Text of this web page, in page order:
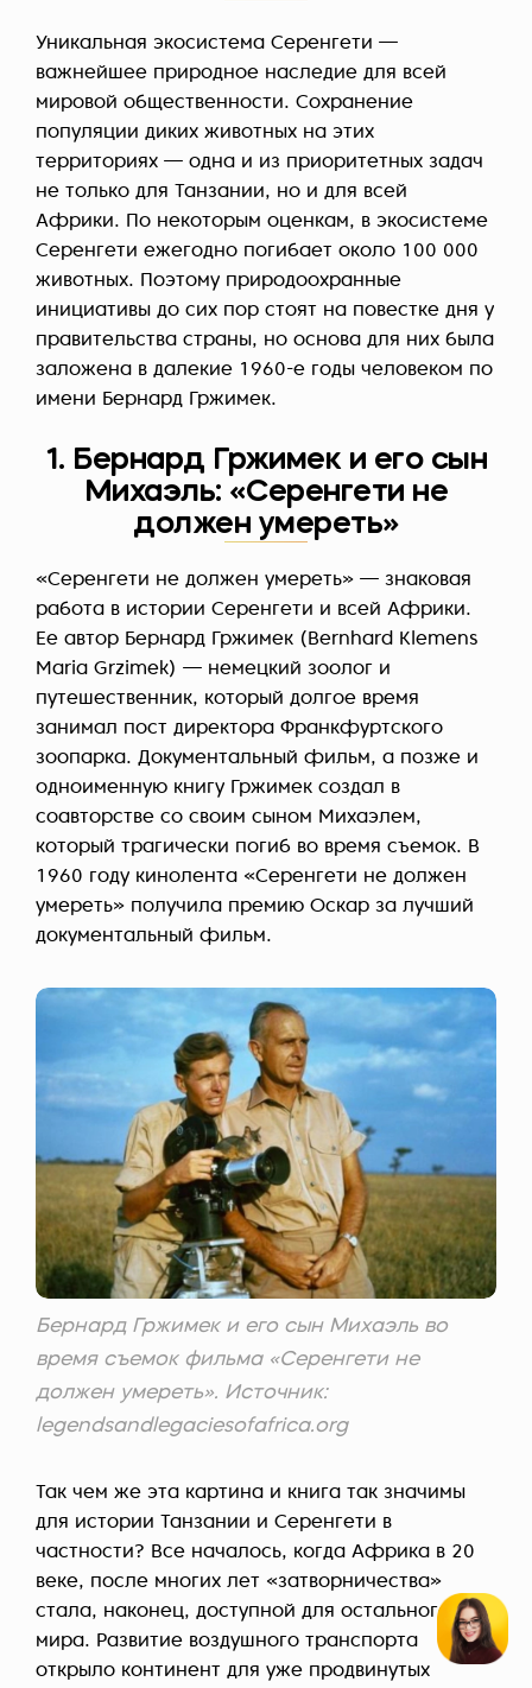
Уникальная экосистема Серенгети —
важнейшее природное наследие для всей
мировой общественности. Сохранение
популяции диких животных на этих
территориях — одна и из приоритетных задач
не только для Танзании, но и для всей
Африки. По некоторым оценкам, в экосистеме
Серенгети ежегодно погибает около 100 000
животных. Поэтому природоохранные
инициативы до сих пор стоят на повестке дня у
правительства страны, но основа для них была
заложена в далекие 1960-е годы человеком по
имени Бернард Гржимек.
1. Бернард Гржимек и его сын
Михаэль: «Серенгети не
должен умереть»
«Серенгети не должен умереть» — знаковая
работа в истории Серенгети и всей Африки.
Ее автор Бернард Гржимек (Bernhard Klemens
Maria Grzimek) — немецкий зоолог и
путешественник, который долгое время
занимал пост директора Франкфуртского
зоопарка. Документальный фильм, а позже и
одноименную книгу Гржимек создал в
соавторстве со своим сыном Михаэлем,
который трагически погиб во время съемок. В
1960 году кинолента «Серенгети не должен
умереть» получила премию Оскар за лучший
документальный фильм.
Бернард Гржимек и его сын Михаэль во
время съемок фильма «Серенгети не
должен умереть». Источник:
legendsandlegaciesofafrica.org
Так чем же эта картина и книга так значимы
для истории Танзании и Серенгети в
частности? Все началось, когда Африка в 20
веке, после многих лет «затворничества»
стала, наконец, доступной для остального
мира. Развитие воздушного транспорта
открыло континент для уже продвинутых